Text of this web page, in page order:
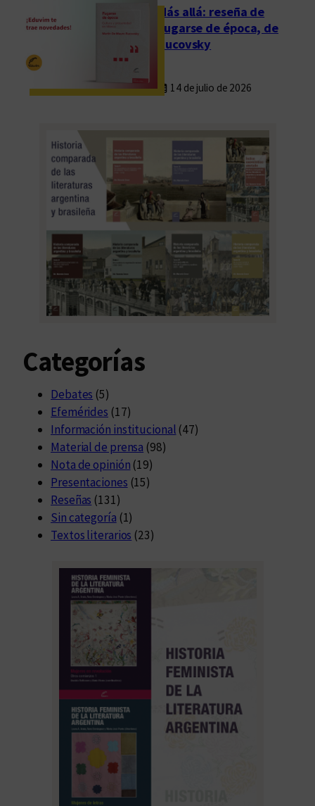
Más allá: reseña de
Fugarse de época, de
Rucovsky
14 de julio de 2026
Categorías
Debates (5)
Efemérides (17)
Información institucional (47)
Material de prensa (98)
Nota de opinión (19)
Presentaciones (15)
Reseñas (131)
Sin categoría (1)
Textos literarios (23)